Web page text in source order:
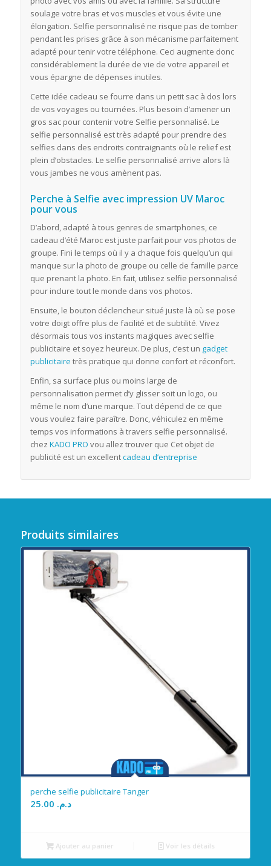
soulage votre bras et vos muscles et vous évite une
élongation. Selfie personnalisé ne risque pas de tomber
pendant les prises grâce à son mécanisme parfaitement
adapté pour tenir votre téléphone. Ceci augmente donc
considérablement la durée de vie de votre appareil et
vous épargne de dépenses inutiles.
Cette idée cadeau se fourre dans un petit sac à dos lors
de vos voyages ou tournées. Plus besoin d’amener un
gros sac pour contenir votre Selfie personnalisé. Le
selfie personnalisé est très adapté pour prendre des
selfies dans des endroits contraignants où le relief est
plein d’obstacles. Le selfie personnalisé arrive alors là
vous jambes ne vous amènent pas.
Perche à Selfie avec impression UV Maroc
pour vous
D’abord, adapté à tous genres de smartphones, ce
cadeau d’été Maroc est juste parfait pour vos photos de
groupe. Fini le temps où il y a chaque fois quelqu’un qui
manque sur la photo de groupe ou celle de famille parce
que prenant la photo. En fait, utilisez selfie personnalisé
pour inclure tout le monde dans vos photos.
Ensuite, le bouton déclencheur situé juste là où se pose
votre doigt offre plus de facilité et de subtilité. Vivez
désormais tous vos instants magiques avec selfie
publicitaire et soyez heureux. De plus, c’est un gadget
publicitaire très pratique qui donne confort et réconfort.
Enfin, sa surface plus ou moins large de
personnalisation permet d’y glisser soit un logo, ou
même le nom d’une marque. Tout dépend de ce que
vous voulez faire paraître. Donc, véhiculez en même
temps vos informations à travers selfie personnalisé.
chez KADO PRO vou allez trouver que Cet objet de
publicité est un excellentcadeau d’entreprise
Produits similaires
perche selfie publicitaire Tanger
د.م.
Ajouter au panier Voir les détails